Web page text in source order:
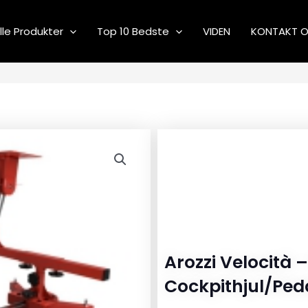
Produkter Top 10 Bedste VIDEN KONTAKT
Arozzi Velocità
Cockpithjul/